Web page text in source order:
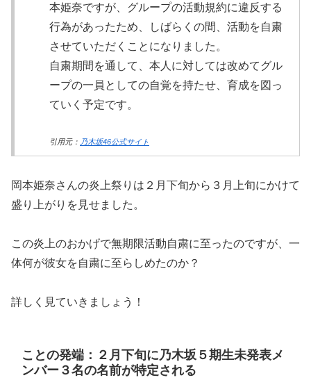
本姫奈ですが、グループの活動規約に違反する
行為があったため、しばらくの間、活動を自粛
させていただくことになりました。
自粛期間を通して、本人に対しては改めてグル
ープの一員としての自覚を持たせ、育成を図っ
ていく予定です。
引用元： 乃木坂46公式サイト
岡本姫奈さんの炎上祭りは２月下旬から３月上旬にかけて
盛り上がりを見せました。
この炎上のおかげで無期限活動自粛に至ったのですが、一
体何が彼女を自粛に至らしめたのか？
詳しく見ていきましょう！
ことの発端：２月下旬に乃木坂５期生未発表メ
ンバー３名の名前が特定される